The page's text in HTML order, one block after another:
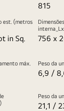
815
est. (metros
in Sq.
756 x
máx.
Peso da
6,9 /
Peso da
21,1 /